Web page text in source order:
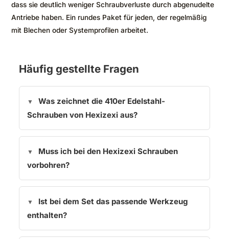
dass sie deutlich weniger Schraubverluste durch abgenudelte
Antriebe haben. Ein rundes Paket für jeden, der regelmäßig
mit Blechen oder Systemprofilen arbeitet.
Häufig gestellte Fragen
Was zeichnet die 410er Edelstahl-
Schrauben von Hexizexi aus?
Muss ich bei den Hexizexi Schrauben
vorbohren?
Ist bei dem Set das passende Werkzeug
enthalten?